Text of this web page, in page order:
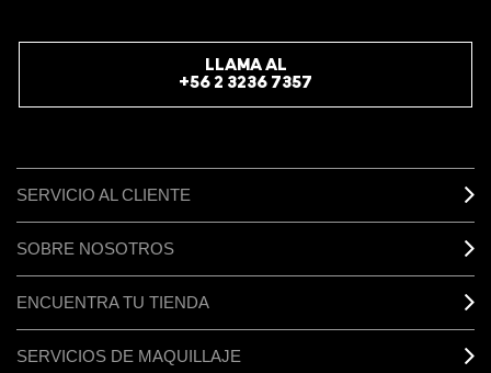
LLAMA AL
+56 2 3236 7357
SERVICIO AL CLIENTE
SOBRE NOSOTROS
ENCUENTRA TU TIENDA
SERVICIOS DE MAQUILLAJE